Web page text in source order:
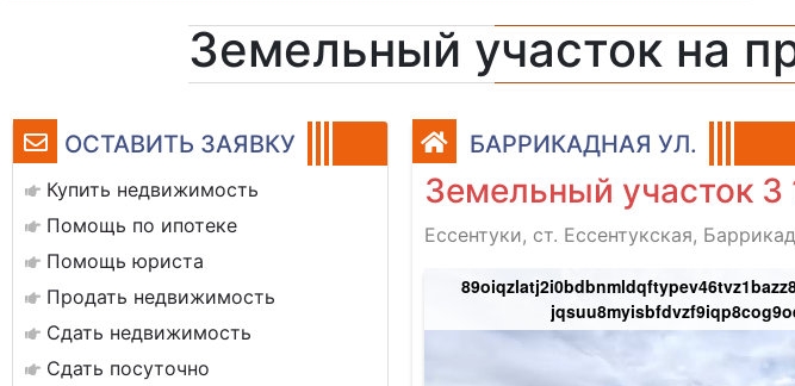
Земельный участок на
ОСТАВИТЬ ЗАЯВКУ
Купить недвижимость
Помощь по ипотеке
Помощь юриста
Продать недвижимость
Сдать недвижимость
Сдать посуточно
БАРРИКАДНАЯ УЛ.
Земельный участок 3
Ессентуки, ст. Ессентукская,
vm3hbj90z189no_onri5_hwjlbzzqj-
jgf418qj9px12xhvxtjsxz8-dtol